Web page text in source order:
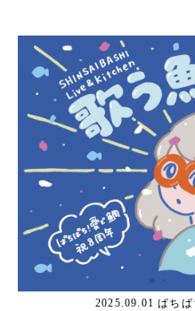
2025.09.01 ぱちぱ